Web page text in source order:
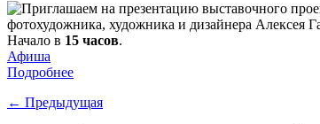
фотохудожника, художника и дизайнера Алексея
Начало в 15 часов.
Афиша
Подробнее
← Предыдущая